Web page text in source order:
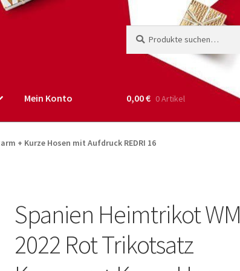
nach:
Mein Konto 0,00€ 0 Artikel
+ Kurze Hosen mit Aufdruck REDRI 16
Spanien Heimtrikot WM
2022 Rot Trikotsatz